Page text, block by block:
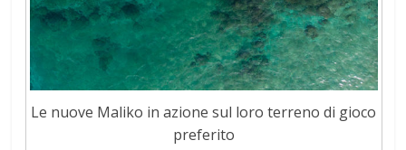
Le nuove Maliko in azione sul loro terreno di gioco
preferito